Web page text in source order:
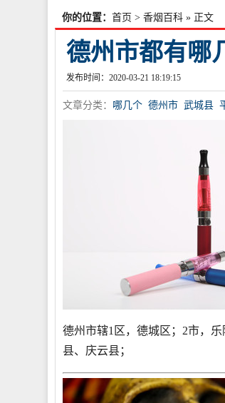
你的位置： 首页 > 香烟百科 » 正文
德州市都有哪
发布时间：2020-03-21 18:19:15
文章分类： 哪几个 德州市 武城县
德州市辖1区，德城区；2市，
县、庆云县；